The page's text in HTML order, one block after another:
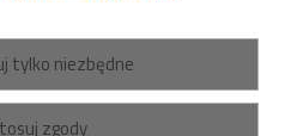
tylko niezbędne
zgody